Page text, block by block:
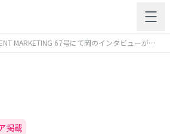
MARKETING 67号にて岡のインタビューが紹介されました！
掲載